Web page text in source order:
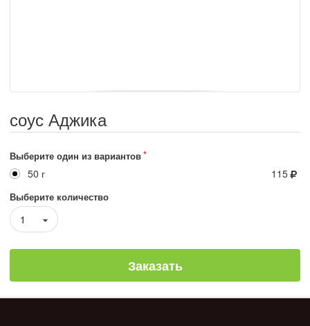
соус Аджика
Выберите один из вариантов
50 г 115
Выберите количество
1
Заказать